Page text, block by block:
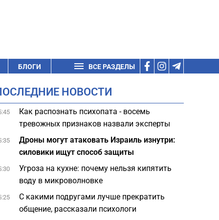
БЛОГИ ВСЕ РАЗДЕЛЫ
НОВОСТИ
Как распознать психопата - восемь
тревожных признаков назвали эксперты
Дроны могут атаковать Израиль изнутри:
силовики ищут способ защиты
Угроза на кухне: почему нельзя кипятить
воду в микроволновке
С какими подругами лучше прекратить
общение, рассказали психологи